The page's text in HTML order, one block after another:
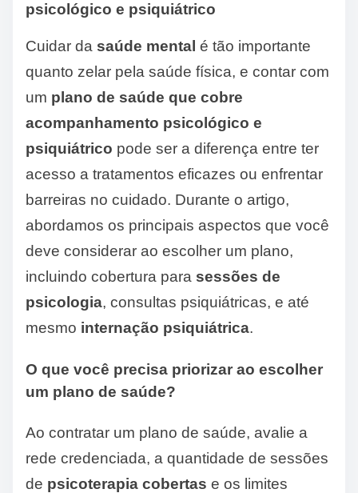
psicológico e psiquiátrico
Cuidar da saúde mental é tão importante
quanto zelar pela saúde física, e contar com
um plano de saúde que cobre
acompanhamento psicológico e
psiquiátrico pode ser a diferença entre ter
acesso a tratamentos eficazes ou enfrentar
barreiras no cuidado. Durante o artigo,
abordamos os principais aspectos que você
deve considerar ao escolher um plano,
incluindo cobertura para sessões de
psicologia, consultas psiquiátricas, e até
mesmo internação psiquiátrica.
O que você precisa priorizar ao escolher
um plano de saúde?
Ao contratar um plano de saúde, avalie a
rede credenciada, a quantidade de sessões
de psicoterapia cobertas e os limites